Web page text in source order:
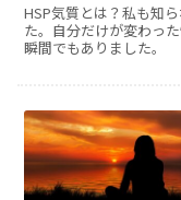
HSP気質とは？私も知
た。自分だけが変わっ
瞬間でもありました。